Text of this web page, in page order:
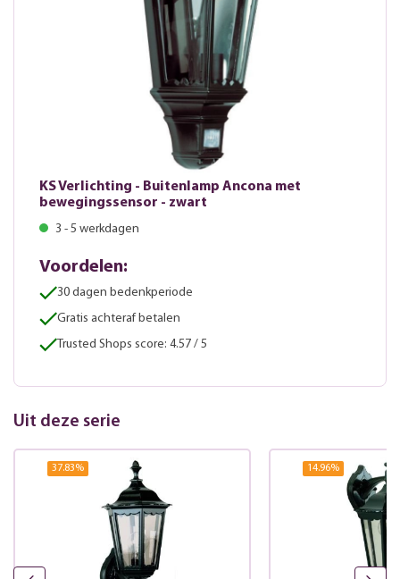
KS Verlichting - Buitenlamp Ancona met
bewegingssensor - zwart
3 - 5 werkdagen
Voordelen:
30 dagen bedenkperiode
Gratis achteraf betalen
Trusted Shops score: 4.57 / 5
Uit deze serie
37.83% 14.96%